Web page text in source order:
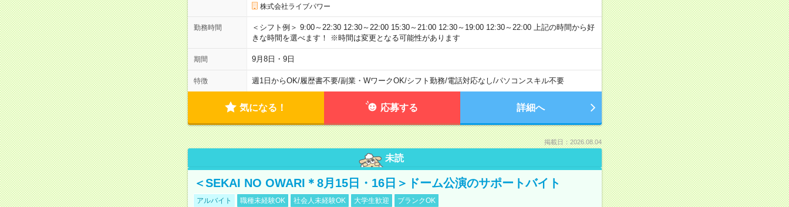
株式会社ライブパワー
勤務時間
＜シフト例＞ 9:00～22:30 12:30～22:00 15:30～21:00 12:30～19:00 12:30～22:00 上記の時間から好
きな時間を選べます！ ※時間は変更となる可能性があります
期間 9月8日・9日
特徴 週1日からOK/履歴書不要/副業・WワークOK/シフト勤務/電話対応なし/パソコンスキル不要
気になる！ 応募する 詳細へ
掲載日：2026.08.04
未読
＜SEKAI NO OWARI＊8月15日・16日＞ドーム公演のサポートバイト
アルバイト 職種未経験OK 社会人未経験OK 大学生歓迎 ブランクOK